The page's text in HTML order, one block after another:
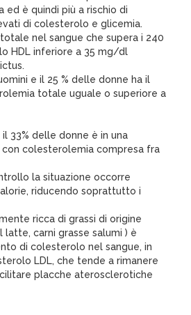
ed è quindi più a rischio di
di colesterolo e glicemia.
nel sangue che supera i 240
HDL inferiore a 35 mg/dl
e il 25 % delle donne ha il
totale uguale o superiore a
il 33% delle donne è in una
con colesterolemia compresa fra
la situazione occorre
riducendo soprattutto i
ricca di grassi di origine
latte, carni grasse salumi ) è
di colesterolo nel sangue, in
LDL, che tende a rimanere
placche aterosclerotiche